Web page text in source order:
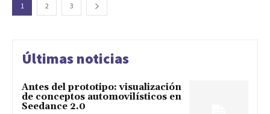
1 2 3
Últimas noticias
Antes del prototipo: visualización
de conceptos automovilísticos en
Seedance 2.0